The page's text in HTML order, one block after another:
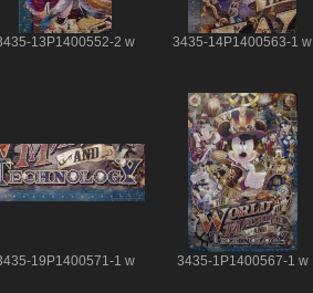
13P1400552-2 w 3435-14P1400563-1 w
19P1400571-1 w 3435-1P1400567-1 w